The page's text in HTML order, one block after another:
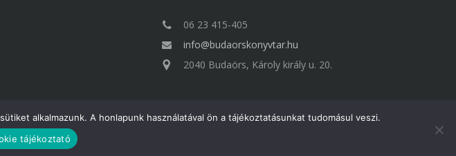
06 23 415-405
info@budaorskonyvtar.hu
2040 Budaörs, Károly király u. 20.
alkalmazunk. A honlapunk használatával ön a tájékoztatásunkat tudomásul veszi.
tájékoztató